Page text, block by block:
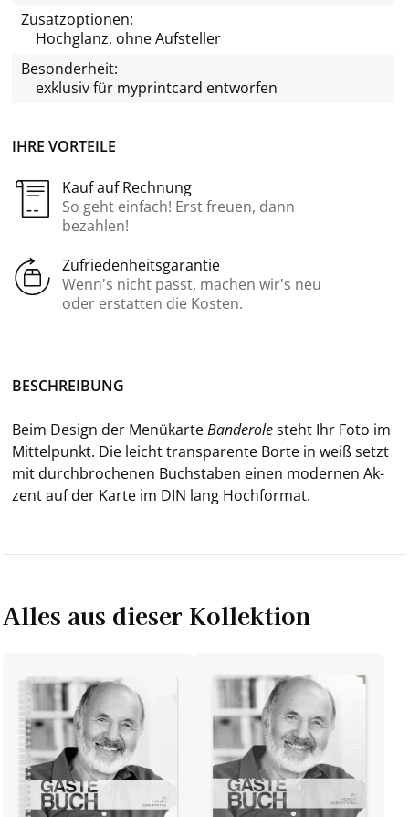
IHRE VORTEILE
Kauf auf Rechnung
So geht einfach! Erst freuen, dann
bezahlen!
Zufriedenheitsgarantie
Wenn’s nicht passt, machen wir’s neu
oder erstatten die Kosten.
Zusatzoptionen:
Hochglanz, ohne Aufsteller
Besonderheit:
exklusiv für myprintcard entworfen
BE­SCHREI­BUNG
Beim De­sign der Me­nü­kar­teBan­de­ro­lesteht Ihr Foto im
Mit­tel­punkt. Die leicht trans­pa­ren­te Borte in weiß setzt
mit durch­bro­che­nen Buch­sta­ben einen mo­der­nen Ak­
zent auf der Karte im DIN lang Hoch­for­mat.
Alles aus dieser Kollektion